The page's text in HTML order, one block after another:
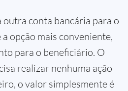
conta bancária para o
opção mais conveniente,
para o beneficiário. O
realizar nenhuma ação
o valor simplesmente é